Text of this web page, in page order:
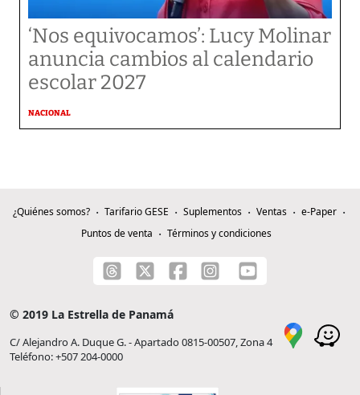
‘Nos equivocamos’: Lucy Molinar
anuncia cambios al calendario
escolar 2027
NACIONAL
¿Quiénes somos? Tarifario GESE Suplementos Ventas
e-Paper
Puntos de venta
Términos y condiciones
© 2019 La Estrella de Panamá
C/ Alejandro A. Duque G. - Apartado 0815-00507, Zona 4
Teléfono: +507 204-0000